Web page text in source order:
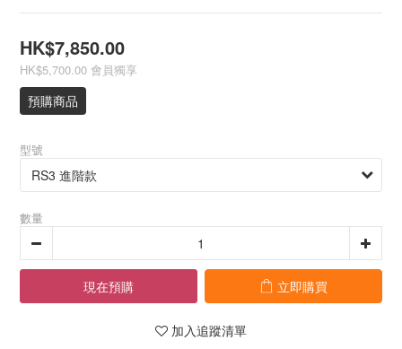
HK$7,850.00
HK$5,700.00 會員獨享
預購商品
型號
數量
現在預購 立即購買
加入追蹤清單